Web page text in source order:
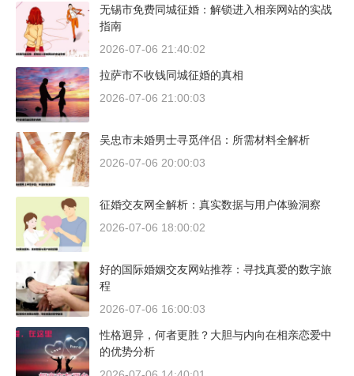
无锡市免费同城征婚：解锁进入相亲网站的实战
指南
2026-07-06 21:40:02
拉萨市不收钱同城征婚的真相
2026-07-06 21:00:03
吴忠市未婚男士寻觅伴侣：所需材料全解析
2026-07-06 20:00:03
征婚交友网全解析：真实数据与用户体验洞察
2026-07-06 18:00:02
好的国际婚姻交友网站推荐：寻找真爱的数字旅
程
2026-07-06 16:00:03
性格迥异，何者更胜？大胆与内向在相亲恋爱中
的优势分析